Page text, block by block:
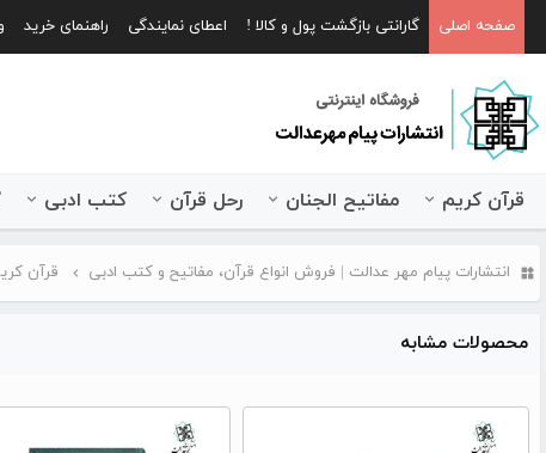
صفحه اصلی گارانتی بازگشت پول و کالا ! اعطای نمایندگی راهنمای خرید
قرآن کریم مفاتیح الجنان رحل قرآن کتب ادبی
انتشارات پیام مهر عدالت | فروش انواع قرآن، مفاتیح و کتب ادبی قرآن
محصولات مشابه